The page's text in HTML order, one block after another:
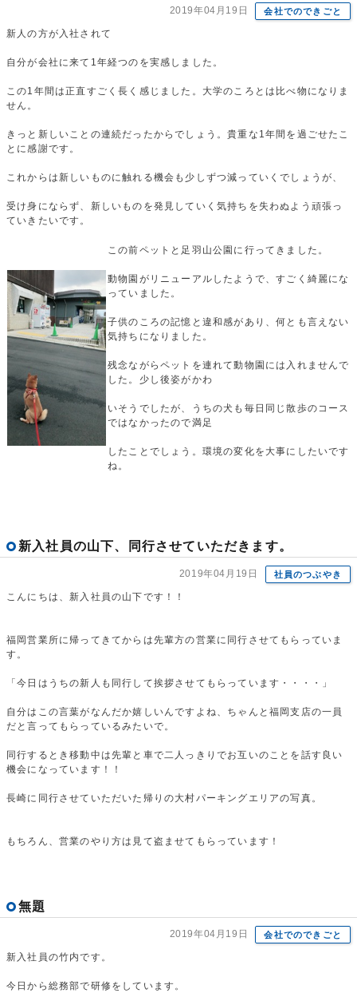
2019年04月19日 会社でのできごと
新人の方が入社されて
自分が会社に来て1年経つのを実感しました。
この1年間は正直すごく長く感じました。大学のころとは比べ物になりま
せん。
きっと新しいことの連続だったからでしょう。貴重な1年間を過ごせたこ
とに感謝です。
これからは新しいものに触れる機会も少しずつ減っていくでしょうが、
受け身にならず、新しいものを発見していく気持ちを失わぬよう頑張っ
ていきたいです。
この前ペットと足羽山公園に行ってきました。
動物園がリニューアルしたようで、すごく綺麗にな
っていました。
子供のころの記憶と違和感があり、何とも言えない
気持ちになりました。
残念ながらペットを連れて動物園には入れませんで
した。少し後姿がかわ
いそうでしたが、うちの犬も毎日同じ散歩のコース
ではなかったので満足
したことでしょう。環境の変化を大事にしたいです
ね。
新入社員の山下、同行させていただきます。
2019年04月19日 社員のつぶやき
こんにちは、新入社員の山下です！！
福岡営業所に帰ってきてからは先輩方の営業に同行させてもらっていま
す。
「今日はうちの新人も同行して挨拶させてもらっています・・・・」
自分はこの言葉がなんだか嬉しいんですよね、ちゃんと福岡支店の一員
だと言ってもらっているみたいで。
同行するとき移動中は先輩と車で二人っきりでお互いのことを話す良い
機会になっています！！
長崎に同行させていただいた帰りの大村パーキングエリアの写真。
もちろん、営業のやり方は見て盗ませてもらっています！
無題
2019年04月19日 会社でのできごと
新入社員の竹内です。
今日から総務部で研修をしています。